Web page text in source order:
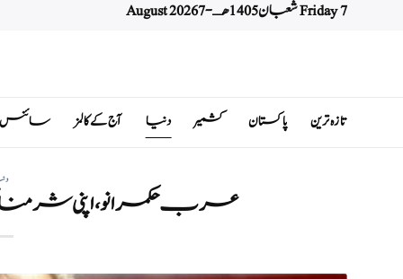
Friday 7 شعبان 1405 هـ - 7 August 2026
تازہ ترین پاکستان کشمیر دنیا آج کے کالمز سائنس
عرب حکمرانو، اپنی